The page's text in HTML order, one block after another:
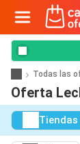
Todas las
Oferta
Tiendas